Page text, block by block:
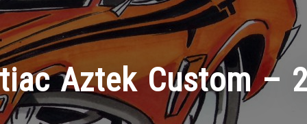
Aztek Custom –